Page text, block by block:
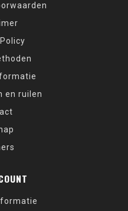
en ruilen